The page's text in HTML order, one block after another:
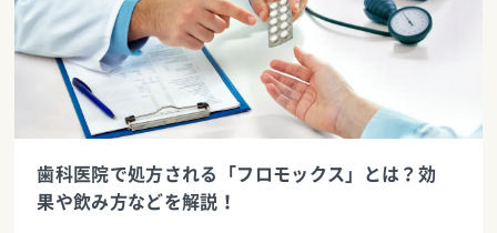
歯科医院で処方される「フロモックス」とは？効
果や飲み方などを解説！